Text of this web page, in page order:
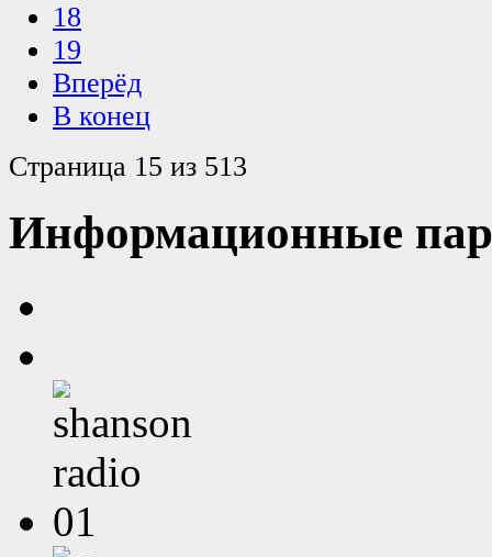
18
19
Вперёд
В конец
Страница 15 из 513
Информационные